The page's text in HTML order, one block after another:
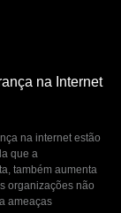
na Internet
na internet estão
que a
também aumenta
organizações não
ameaças